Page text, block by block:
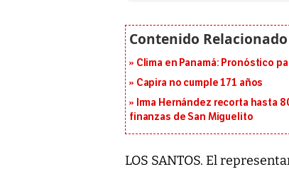
Clima en Panamá: Pronóstico
Capira no cumple 171 años
Irma Hernández recorta hasta
finanzas de San Miguelito
LOS SANTOS. El